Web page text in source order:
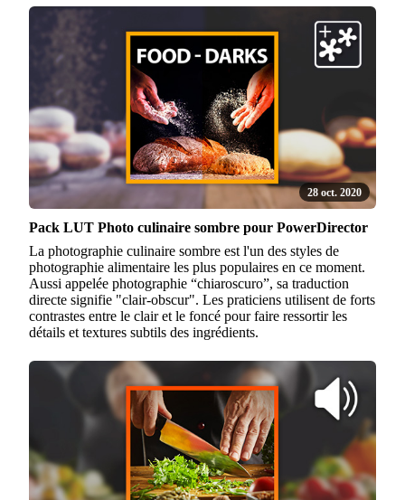
28 oct. 2020
Pack LUT Photo culinaire sombre pour PowerDirector
La photographie culinaire sombre est l'un des styles de
photographie alimentaire les plus populaires en ce moment.
Aussi appelée photographie “chiaroscuro”, sa traduction
directe signifie "clair-obscur". Les praticiens utilisent de forts
contrastes entre le clair et le foncé pour faire ressortir les
détails et textures subtils des ingrédients.